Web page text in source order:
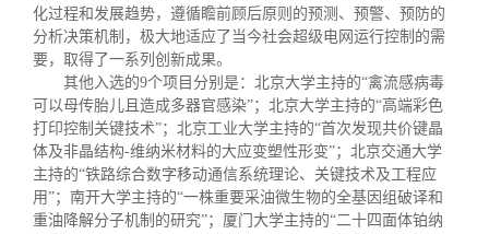
西南联大校友会
义工计划
新媒体平台
青春风采
校友文苑
校友讲坛
信息化服务
三创大赛
实用信息
总会简介
会长致辞
总会章程
关闭
化过程和发展趋势，遵循瞻前顾后原则的预测、预警、预防的
分析决策机制，极大地适应了当今社会超级电网运行控制的需
要，取得了一系列创新成果。
其他入选的9个项目分别是：北京大学主持的“禽流感病毒
可以母传胎儿且造成多器官感染”；北京大学主持的“高端彩色
打印控制关键技术”；北京工业大学主持的“首次发现共价键晶
体及非晶结构-维纳米材料的大应变塑性形变”；北京交通大学
主持的“铁路综合数字移动通信系统理论、关键技术及工程应
用”；南开大学主持的“一株重要采油微生物的全基因组破译和
重油降解分子机制的研究”；厦门大学主持的“二十四面体铂纳